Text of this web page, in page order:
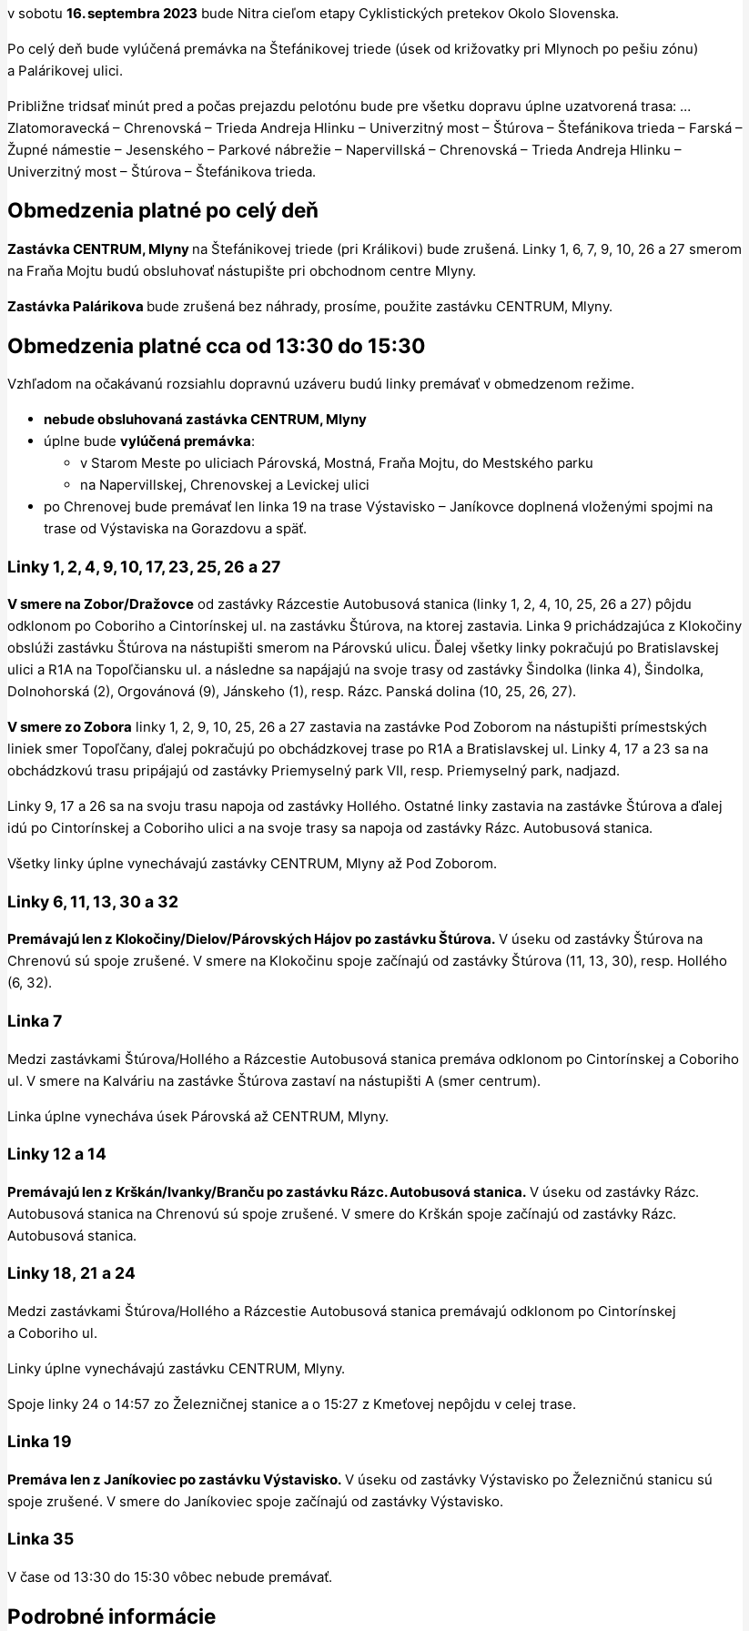
v sobotu 16. septembra 2023 bude Nitra cieľom etapy Cyklistických pretekov Okolo Slovenska.
Po celý deň bude vylúčená premávka na Štefánikovej triede (úsek od križovatky pri Mlynoch po pešiu zónu)
a Palárikovej ulici.
Približne tridsať minút pred a počas prejazdu pelotónu bude pre všetku dopravu úplne uzatvorená trasa: …
Zlatomoravecká – Chrenovská – Trieda Andreja Hlinku – Univerzitný most – Štúrova – Štefánikova trieda – Farská –
Župné námestie – Jesenského – Parkové nábrežie – Napervillská – Chrenovská – Trieda Andreja Hlinku –
Univerzitný most – Štúrova – Štefánikova trieda.
Obmedzenia platné po celý deň
Zastávka CENTRUM, Mlyny na Štefánikovej triede (pri Králikovi) bude zrušená. Linky 1, 6, 7, 9, 10, 26 a 27 smerom
na Fraňa Mojtu budú obsluhovať nástupište pri obchodnom centre Mlyny.
Zastávka Palárikova bude zrušená bez náhrady, prosíme, použite zastávku CENTRUM, Mlyny.
Obmedzenia platné cca od 13:30 do 15:30
Vzhľadom na očakávanú rozsiahlu dopravnú uzáveru budú linky premávať v obmedzenom režime.
nebude obsluhovaná zastávka CENTRUM, Mlyny
úplne bude vylúčená premávka:
v Starom Meste po uliciach Párovská, Mostná, Fraňa Mojtu, do Mestského parku
na Napervillskej, Chrenovskej a Levickej ulici
po Chrenovej bude premávať len linka 19 na trase Výstavisko – Janíkovce doplnená vloženými spojmi na
trase od Výstaviska na Gorazdovu a späť.
Linky1, 2,4, 9,10,17, 23, 25, 26 a 27
V smere na Zobor/Dražovce od zastávky Rázcestie Autobusová stanica (linky 1, 2, 4, 10, 25, 26 a 27) pôjdu
odklonom po Coboriho a Cintorínskej ul. na zastávku Štúrova, na ktorej zastavia. Linka 9 prichádzajúca z Klokočiny
obslúži zastávku Štúrova na nástupišti smerom na Párovskú ulicu. Ďalej všetky linky pokračujú po Bratislavskej
ulici a R1A na Topoľčiansku ul. a následne sa napájajú na svoje trasy od zastávky Šindolka (linka 4), Šindolka,
Dolnohorská (2), Orgovánová (9), Jánskeho (1), resp. Rázc. Panská dolina (10, 25, 26, 27).
V smere zo Zobora linky 1, 2, 9, 10, 25, 26 a 27 zastavia na zastávke Pod Zoborom na nástupišti prímestských
liniek smer Topoľčany, ďalej pokračujú po obchádzkovej trase po R1A a Bratislavskej ul. Linky 4, 17 a 23 sa na
obchádzkovú trasu pripájajú od zastávky Priemyselný park VII, resp. Priemyselný park, nadjazd.
Linky 9, 17 a 26 sa na svoju trasu napoja od zastávky Hollého. Ostatné linky zastavia na zastávke Štúrova a ďalej
idú po Cintorínskej a Coboriho ulici a na svoje trasy sa napoja od zastávky Rázc. Autobusová stanica.
Všetky linky úplne vynechávajú zastávky CENTRUM, Mlyny až Pod Zoborom.
Linky6,11,13, 30a 32
Premávajú len z Klokočiny/Dielov/Párovských Hájov po zastávku Štúrova. V úseku od zastávky Štúrova na
Chrenovú sú spoje zrušené. V smere na Klokočinu spoje začínajú od zastávky Štúrova (11, 13, 30), resp. Hollého
(6, 32).
Linka7
Medzi zastávkami Štúrova/Hollého a Rázcestie Autobusová stanica premáva odklonom po Cintorínskej a Coboriho
ul. V smere na Kalváriu na zastávke Štúrova zastaví na nástupišti A (smer centrum).
Linka úplne vynecháva úsek Párovská až CENTRUM, Mlyny.
Linky12a14
Premávajú len z Krškán/Ivanky/Branču po zastávku Rázc. Autobusová stanica. V úseku od zastávky Rázc.
Autobusová stanica na Chrenovú sú spoje zrušené. V smere do Krškán spoje začínajú od zastávky Rázc.
Autobusová stanica.
Linky18, 21 a 24
Medzi zastávkami Štúrova/Hollého a Rázcestie Autobusová stanica premávajú odklonom po Cintorínskej
a Coboriho ul.
Linky úplne vynechávajú zastávku CENTRUM, Mlyny.
Spoje linky 24 o 14:57 zo Železničnej stanice a o 15:27 z Kmeťovej nepôjdu v celej trase.
Linka19
Premáva len z Janíkoviec po zastávku Výstavisko. V úseku od zastávky Výstavisko po Železničnú stanicu sú
spoje zrušené. V smere do Janíkoviec spoje začínajú od zastávky Výstavisko.
Linka 35
V čase od 13:30 do 15:30 vôbec nebude premávať.
Podrobné informácie